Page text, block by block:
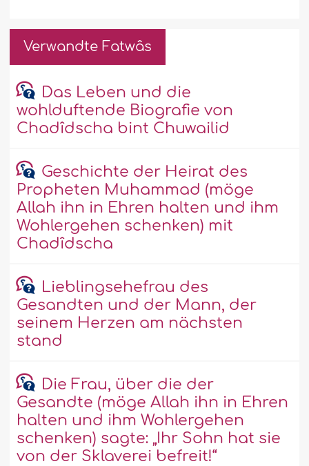
Verwandte Fatwâs
Das Leben und die
wohlduftende Biografie von
Chadîdscha bint Chuwailid
Geschichte der Heirat des
Propheten Muhammad (möge
Allah ihn in Ehren halten und ihm
Wohlergehen schenken) mit
Chadîdscha
Lieblingsehefrau des
Gesandten und der Mann, der
seinem Herzen am nächsten
stand
Die Frau, über die der
Gesandte (möge Allah ihn in Ehren
halten und ihm Wohlergehen
schenken) sagte: „Ihr Sohn hat sie
von der Sklaverei befreit!“